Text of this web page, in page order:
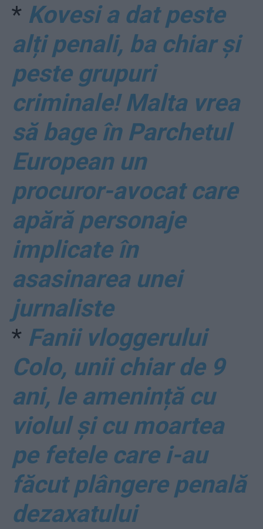
* Kovesi a dat peste
alți penali, ba chiar și
peste grupuri
criminale! Malta vrea
să bage în Parchetul
European un
procuror-avocat care
apără personaje
implicate în
asasinarea unei
jurnaliste
* Fanii vloggerului
Colo, unii chiar de 9
ani, le amenință cu
violul și cu moartea
pe fetele care i-au
făcut plângere penală
dezaxatului